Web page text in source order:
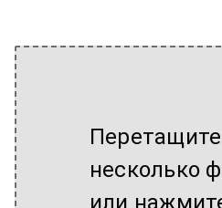
несколько
или